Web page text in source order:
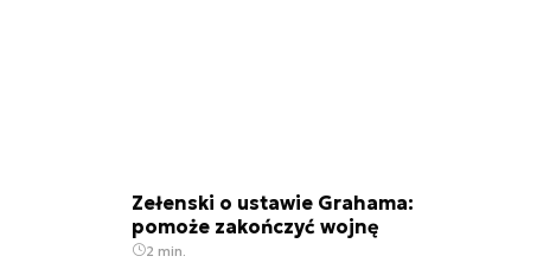
Zełenski o ustawie Grahama:
pomoże zakończyć wojnę
2 min.